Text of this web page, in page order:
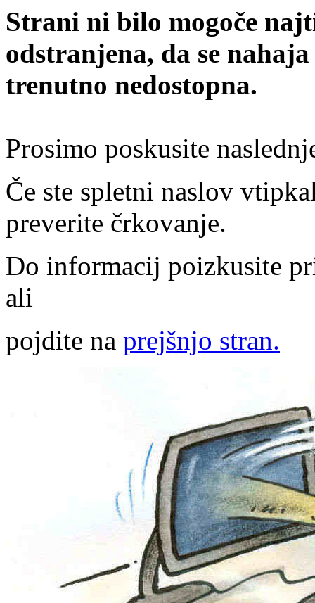
Strani ni bilo mogoče
odstranjena, da se
trenutno nedostopna.
Prosimo poskusite
Če ste spletni naslov
preverite črkovanje.
Do informacij poizkusite
ali
pojdite na prejšnjo stran.